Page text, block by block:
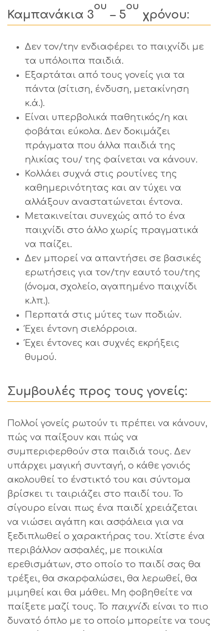
Καμπανάκια 3
ου
– 5
ου
χρόνου:
Δεν τον/την ενδιαφέρει το παιχνίδι με
τα υπόλοιπα παιδιά.
Εξαρτάται από τους γονείς για τα
πάντα (σίτιση, ένδυση, μετακίνηση
κ.ά.).
Είναι υπερβολικά παθητικός/η και
φοβάται εύκολα. Δεν δοκιμάζει
πράγματα που άλλα παιδιά της
ηλικίας του/ της φαίνεται να κάνουν.
Κολλάει συχνά στις ρουτίνες της
καθημερινότητας και αν τύχει να
αλλάξουν αναστατώνεται έντονα.
Μετακινείται συνεχώς από το ένα
παιχνίδι στο άλλο χωρίς πραγματικά
να παίζει.
Δεν μπορεί να απαντήσει σε βασικές
ερωτήσεις για τον/την εαυτό του/της
(όνομα, σχολείο, αγαπημένο παιχνίδι
κ.λπ.).
Περπατά στις μύτες των ποδιών.
Έχει έντονη σιελόρροια.
Έχει έντονες και συχνές εκρήξεις
θυμού.
Συμβουλές προς τους γονείς:
Πολλοί γονείς ρωτούν τι πρέπει να κάνουν,
πώς να παίξουν και πώς να
συμπεριφερθούν στα παιδιά τους. Δεν
υπάρχει μαγική συνταγή, ο κάθε γονιός
ακολουθεί το ένστικτό του και σύντομα
βρίσκει τι ταιριάζει στο παιδί του. Το
σίγουρο είναι πως ένα παιδί χρειάζεται
να νιώσει αγάπη και ασφάλεια για να
ξεδιπλωθεί ο χαρακτήρας του. Χτίστε ένα
περιβάλλον ασφαλές, με ποικιλία
ερεθισμάτων, στο οποίο το παιδί σας θα
τρέξει, θα σκαρφαλώσει, θα λερωθεί, θα
μιμηθεί και θα μάθει. Μη φοβηθείτε να
παίξετε μαζί τους. Το παιχνίδι είναι το πιο
δυνατό όπλο με το οποίο μπορείτε να τους